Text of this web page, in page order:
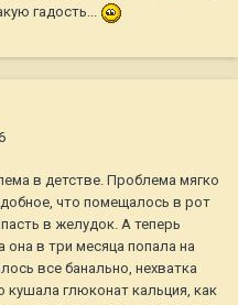
гадость...
в детстве. Проблема мягко
что помещалось в рот
в желудок. А теперь
она в три месяца попала на
все банально, нехватка
кушала глюконат кальция, как